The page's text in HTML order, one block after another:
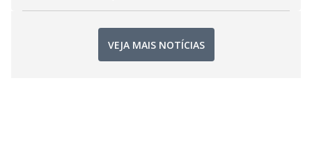
VEJA MAIS NOTÍCIAS